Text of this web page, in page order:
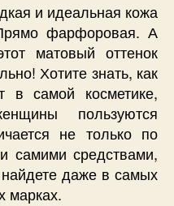
и идеальная кожа
фарфоровая. А
матовый оттенок
Хотите знать, как
в самой косметике,
пользуются
не только по
самими средствами,
даже в самых
марках.